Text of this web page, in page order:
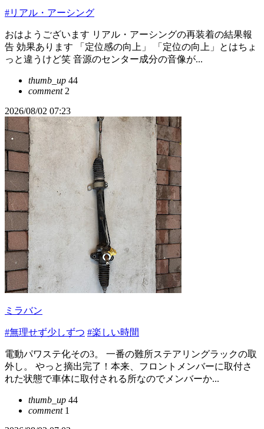
#リアル・アーシング
おはようございます リアル・アーシングの再装着の結果報
告 効果あります 「定位感の向上」 「定位の向上」とはちょ
っと違うけど笑 音源のセンター成分の音像が...
thumb_up 44
comment2
2026/08/02 07:23
ミラバン
#無理せず少しずつ #楽しい時間
電動パワステ化その3。 一番の難所ステアリングラックの取
外し。 やっと摘出完了！本来、フロントメンバーに取付さ
れた状態で車体に取付される所なのでメンバーか...
thumb_up 44
comment1